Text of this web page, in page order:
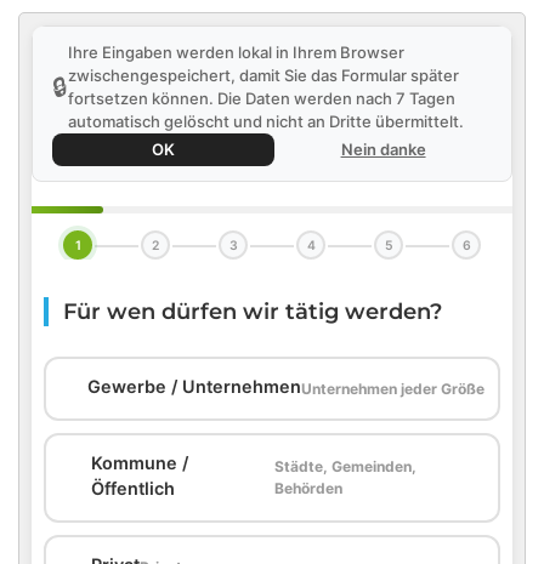
🔒
Ihre Eingaben werden lokal in Ihrem Browser
zwischengespeichert, damit Sie das Formular später
fortsetzen können. Die Daten werden nach 7 Tagen
automatisch gelöscht und nicht an Dritte übermittelt.
OK
Nein danke
1 2 3 4 5 6
Für wen dürfen wir tätig werden?
Gewerbe / UnternehmenUnternehmen jeder Größe
Kommune /
Öffentlich
Städte, Gemeinden,
Behörden